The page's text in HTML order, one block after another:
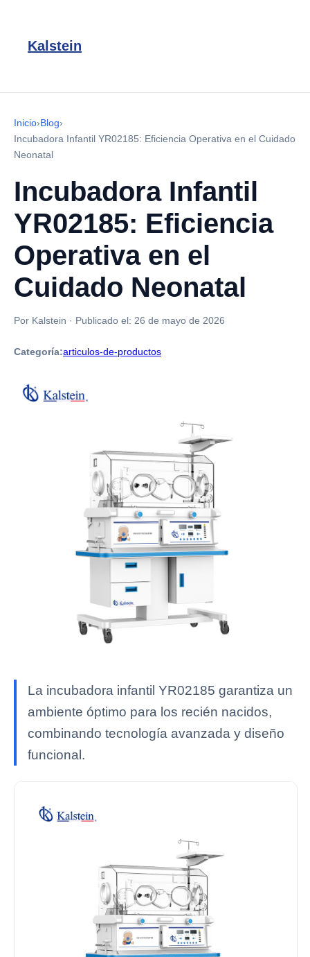
Kalstein
Inicio›Blog›
Incubadora Infantil YR02185: Eficiencia Operativa en el Cuidado
Neonatal
Incubadora Infantil
YR02185: Eficiencia
Operativa en el
Cuidado Neonatal
Por Kalstein · Publicado el: 26 de mayo de 2026
Categoría:articulos-de-productos
La incubadora infantil YR02185 garantiza un
ambiente óptimo para los recién nacidos,
combinando tecnología avanzada y diseño
funcional.